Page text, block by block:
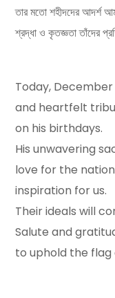
তার মতো শহীদদের আদর্শ
শ্রদ্ধা ও কৃতজ্ঞতা তাঁদের
Today,
and heartfelt
on his birthdays.
His unwavering
love for the
inspiration for us.
Their ideals will
Salute and
to uphold the